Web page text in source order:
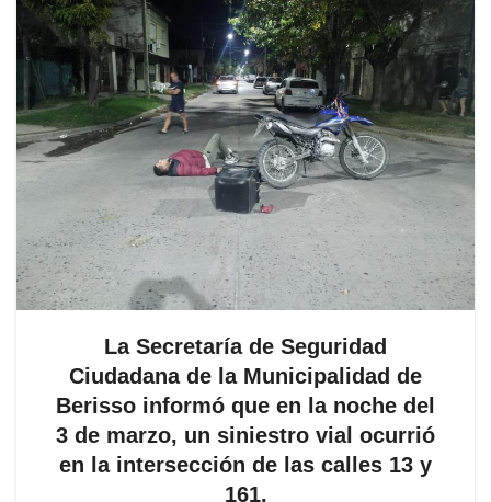
La Secretaría de Seguridad
Ciudadana de la Municipalidad de
Berisso informó que en la noche del
3 de marzo, un siniestro vial ocurrió
en la intersección de las calles 13 y
161.